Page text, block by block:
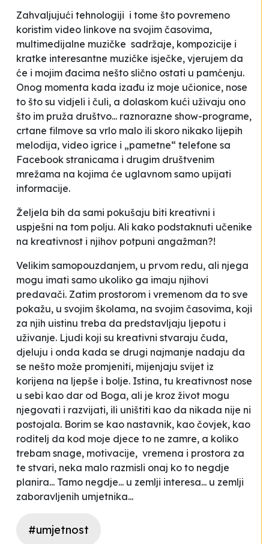
Zahvaljujući tehnologiji i tome što povremeno
koristim video linkove na svojim časovima,
multimedijalne muzičke sadržaje, kompozicije i
kratke interesantne muzičke isječke, vjerujem da
će i mojim đacima nešto slično ostati u pamćenju.
Onog momenta kada izađu iz moje učionice, nose
to što su vidjeli i čuli, a dolaskom kući uživaju ono
što im pruža društvo... raznorazne show-programe,
crtane filmove sa vrlo malo ili skoro nikako lijepih
melodija, video igrice i „pametne“ telefone sa
Facebook stranicama i drugim društvenim
mrežama na kojima će uglavnom samo upijati
informacije.
Željela bih da sami pokušaju biti kreativni i
uspješni na tom polju. Ali kako podstaknuti učenike
na kreativnost i njihov potpuni angažman?!
Velikim samopouzdanjem, u prvom redu, ali njega
mogu imati samo ukoliko ga imaju njihovi
predavači. Zatim prostorom i vremenom da to sve
pokažu, u svojim školama, na svojim časovima, koji
za njih uistinu treba da predstavljaju ljepotu i
uživanje. Ljudi koji su kreativni stvaraju čuda,
djeluju i onda kada se drugi najmanje nadaju da
se nešto može promjeniti, mijenjaju svijet iz
korijena na ljepše i bolje. Istina, tu kreativnost nose
u sebi kao dar od Boga, ali je kroz život mogu
njegovati i razvijati, ili uništiti kao da nikada nije ni
postojala. Borim se kao nastavnik, kao čovjek, kao
roditelj da kod moje djece to ne zamre, a koliko
trebam snage, motivacije, vremena i prostora za
te stvari, neka malo razmisli onaj ko to negdje
planira... Tamo negdje... u zemlji interesa... u zemlji
zaboravljenih umjetnika...
#umjetnost